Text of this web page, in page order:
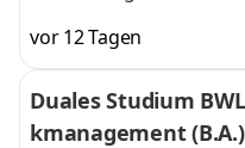
vor 12 Tagen
Duales Studium
kmanagement